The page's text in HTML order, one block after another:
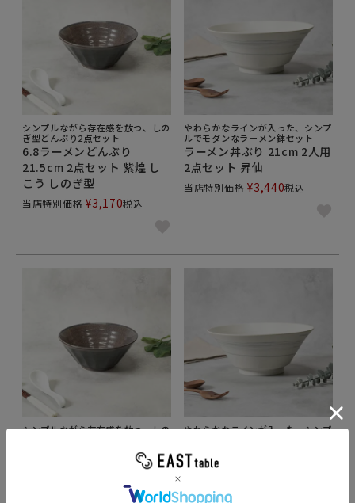
シンプルながら存在感を放つ、しの
ぎ型どんぶり2点セット
6.8ラーメンどんぶり
21.5cm 2点セット 紫煌 し
こう しのぎ型
当店特別価格 ¥3,170税込
やわらかなラインが入った、シンプ
ルでモダンなラーメン鉢セット
ラーメン丼ぶり 21cm 2人用
2点セット 昇仙
当店特別価格 ¥3,440税込
シンプルながら存在感を放つ、しの
21.5cm 紫煌 しこう しのぎ
やわらかなラインが入った、シンプ
ラーメン丼ぶり 21cm 昇仙